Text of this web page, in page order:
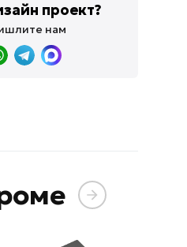
проект?
нам